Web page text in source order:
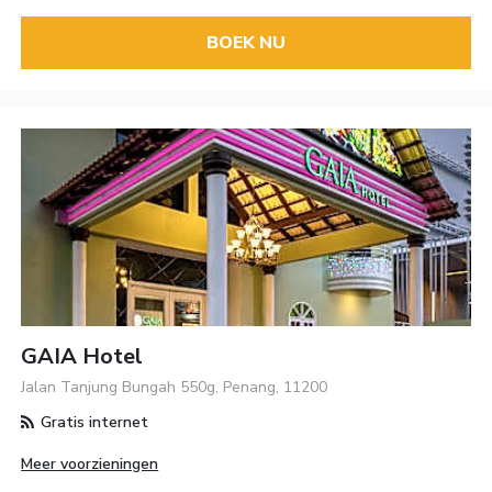
BOEK NU
GAIA Hotel
Jalan Tanjung Bungah 550g, Penang, 11200
Gratis internet
Meer voorzieningen